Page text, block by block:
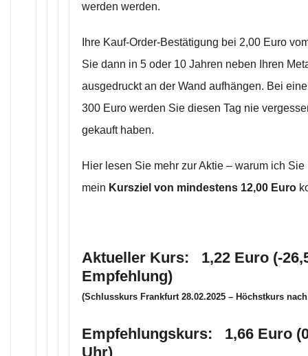
werden werden.
Ihre Kauf-Order-Bestätigung bei 2,00 Euro
Sie dann in 5 oder 10 Jahren neben Ihren
ausgedruckt an der Wand aufhängen. Bei
300 Euro werden Sie diesen Tag nie
gekauft haben.
Hier lesen Sie mehr zur Aktie – warum ich
mein Kursziel von mindestens 12,00 Euro
Aktueller Kurs: 1,22 Euro (-
Empfehlung)
(Schlusskurs Frankfurt 28.02.2025 – Höchstkurs
Empfehlungskurs: 1,66 Euro
Uhr)